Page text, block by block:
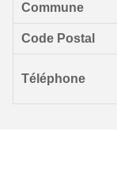
Commune
Code Postal
Téléphone